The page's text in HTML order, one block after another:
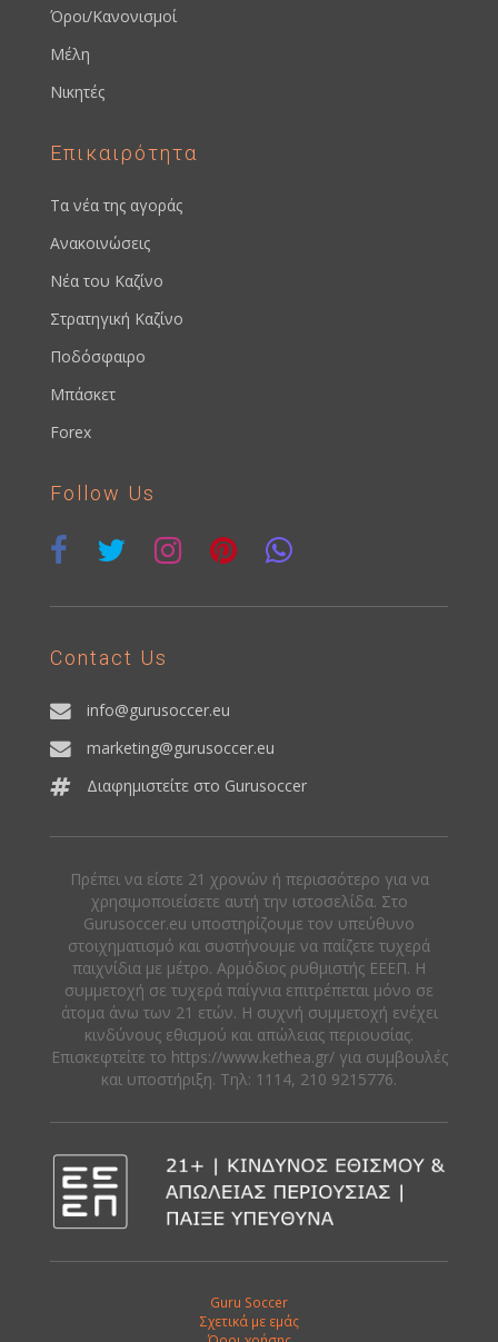
Όροι/Κανονισμοί
Μέλη
Νικητές
Επικαιρότητα
Τα νέα της αγοράς
Ανακοινώσεις
Νέα του Καζίνο
Στρατηγική Καζίνο
Ποδόσφαιρο
Μπάσκετ
Forex
Follow Us
Contact Us
info@gurusoccer.eu
marketing@gurusoccer.eu
Διαφημιστείτε στο Gurusoccer
Πρέπει να είστε 21 χρονών ή περισσότερο για να
χρησιμοποιείσετε αυτή την ιστοσελίδα. Στο
Gurusoccer.eu υποστηρίζουμε τον υπεύθυνο
στοιχηματισμό και συστήνουμε να παίζετε τυχερά
παιχνίδια με μέτρο. Αρμόδιος ρυθμιστής ΕΕΕΠ. Η
συμμετοχή σε τυχερά παίγνια επιτρέπεται μόνο σε
άτομα άνω των 21 ετών. Η συχνή συμμετοχή ενέχει
κινδύνους εθισμού και απώλειας περιουσίας.
Eπισκεφτείτε το https://www.kethea.gr/ για συμβουλές
και υποστήριξη. Tηλ: 1114, 210 9215776.
Guru Soccer
Σχετικά με εμάς